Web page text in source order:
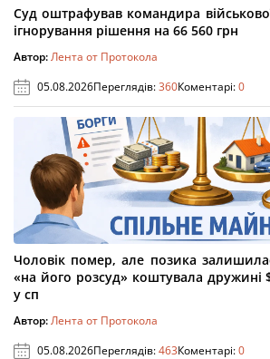
Суд оштрафував командира
ігнорування рішення на 66 560 грн
Автор:Лента от Протокола
05.08.2026Переглядів:360Коментарі:0
Чоловік помер, але позика
«на його розсуд» коштувала дружині
у сп
Автор:Лента от Протокола
05.08.2026Переглядів:463Коментарі:0